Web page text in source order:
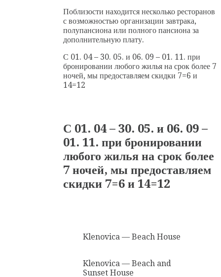
Поблизости находится несколько ресторанов
с возможностью организации завтрака,
полупансиона или полного пансиона за
дополнительную плату.
С 01. 04 – 30. 05. и 06. 09 – 01. 11. при
бронировании любого жилья на срок более 7
ночей, мы предоставляем скидки 7=6 и
14=12
С 01. 04 – 30. 05. и 06. 09 –
01. 11. при бронировании
любого жилья на срок более
7 ночей, мы предоставляем
скидки 7=6 и 14=12
Klenovica — Beach House
Klenovica — Beach and
Sunset House